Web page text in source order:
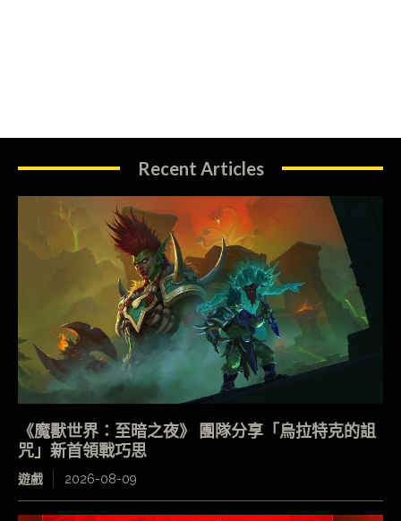
Recent Articles
《魔獸世界：至暗之夜》 團隊分享「烏拉特克的詛
咒」新首領戰巧思
遊戲 2026-08-09